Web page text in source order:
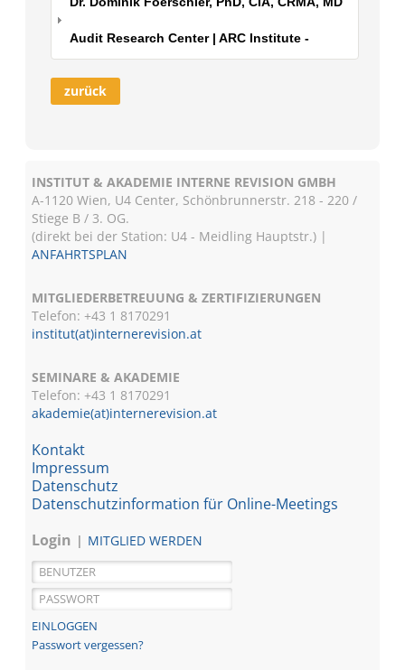
Audit Research Center | ARC Institute -
zurück
INSTITUT & AKADEMIE INTERNE REVISION GMBH
A-1120 Wien, U4 Center, Schönbrunnerstr. 218 - 220 /
Stiege B / 3. OG.
(direkt bei der Station: U4 - Meidling Hauptstr.) |
ANFAHRTSPLAN
MITGLIEDERBETREUUNG & ZERTIFIZIERUNGEN
Telefon: +43 1 8170291
institut(at)internerevision.at
SEMINARE & AKADEMIE
Telefon: +43 18170291
akademie(at)internerevision.at
Kontakt
Impressum
Datenschutz
Datenschutzinformation für Online-Meetings
Login
MITGLIED WERDEN
Passwort vergessen?